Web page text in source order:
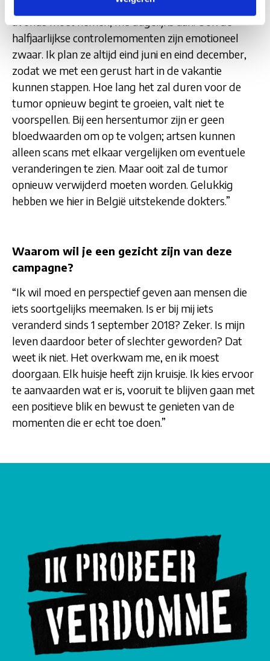
medicatie tegen epilepsie, die ik ’s morgens en ’s
avonds moet nemen, me dagelijks aan. Ook de
halfjaarlijkse controlemomenten zijn emotioneel
zwaar. Ik plan ze altijd eind juni en eind december,
zodat we met een gerust hart in de vakantie
kunnen stappen. Hoe lang het zal duren voor de
tumor opnieuw begint te groeien, valt niet te
voorspellen. Bij een hersentumor zijn er geen
bloedwaarden om op te volgen; artsen kunnen
alleen scans met elkaar vergelijken om eventuele
veranderingen te zien. Maar ooit zal de tumor
opnieuw verwijderd moeten worden. Gelukkig
hebben we hier in België uitstekende dokters.”
Waarom wil je een gezicht zijn van deze
campagne?
“Ik wil moed en perspectief geven aan mensen die
iets soortgelijks meemaken. Is er bij mij iets
veranderd sinds 1 september 2018? Zeker. Is mijn
leven daardoor beter of slechter geworden? Dat
weet ik niet. Het overkwam me, en ik moest
doorgaan. Elk huisje heeft zijn kruisje. Ik kies ervoor
te aanvaarden wat er is, vooruit te blijven gaan met
een positieve blik en bewust te genieten van de
momenten die er echt toe doen.”